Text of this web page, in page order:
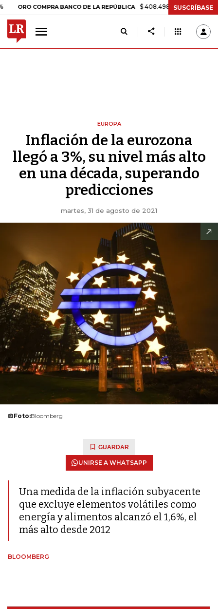
COMPRA BANCO DE LA REPÚBLICA $ 408.498,97 +$ 8.753,81 +2,19%
SUSCRÍBASE
EUROPA
Inflación de la eurozona
llegó a 3%, su nivel más alto
en una década, superando
predicciones
martes, 31 de agosto de 2021
Foto:Bloomberg
GUARDAR
UNIRSE A WHATSAPP
Una medida de la inflación subyacente
que excluye elementos volátiles como
energía y alimentos alcanzó el 1,6%, el
más alto desde 2012
BLOOMBERG